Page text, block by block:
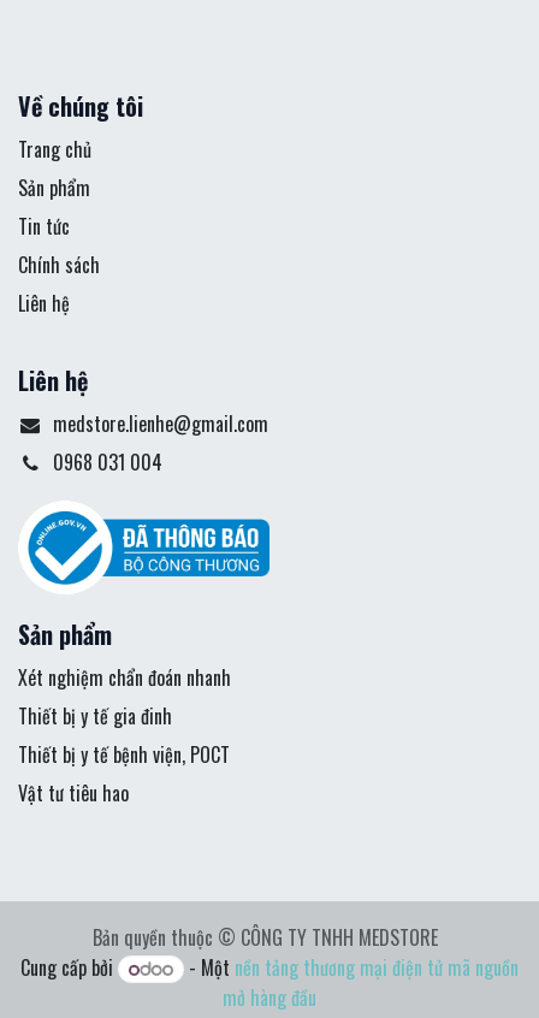
Về chúng tôi
Trang chủ
Sản phẩm
Tin tức
Chính sách
Liên hệ
Liên hệ
medstore.lienhe@gmail.com
0968 031 004
Sản phẩm
Xét nghiệm chẩn đoán nhanh
Thiết bị y tế gia đinh
Thiết bị y tế bệnh viện, POCT
Vật tư tiêu hao
Bản quyền thuộc © CÔNG TY TNHH MEDSTORE
Cung cấp bởi
- Một nền tảng thương mại điện tử mã nguồn
mở hàng đầu